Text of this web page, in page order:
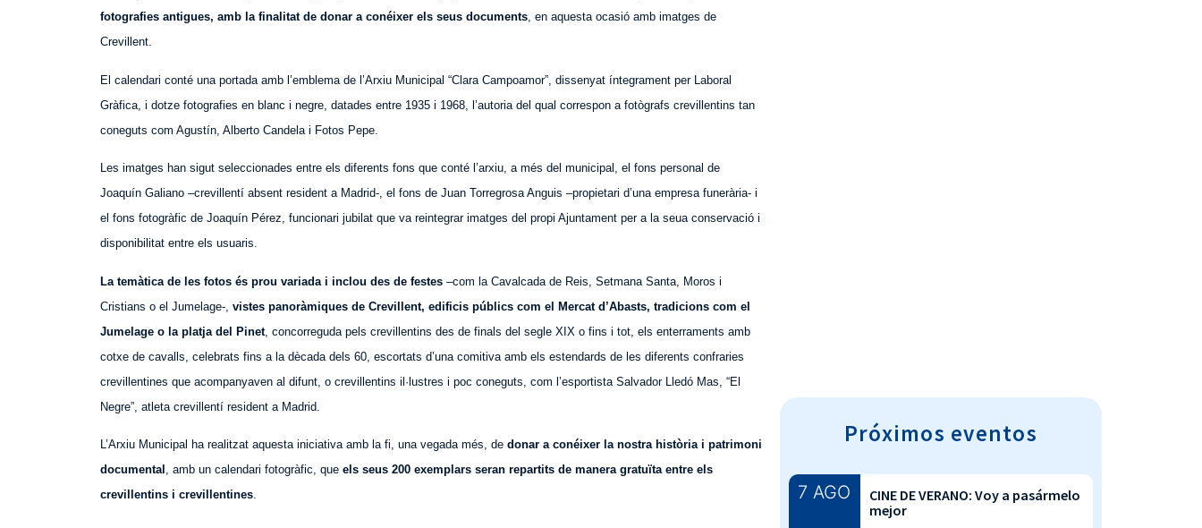
fotografies antigues, amb la finalitat de donar a conéixer els seus documents, en aquesta ocasió amb imatges de
Crevillent.
El calendari conté una portada amb l’emblema de l’Arxiu Municipal “Clara Campoamor”, dissenyat íntegrament per Laboral
Gràfica, i dotze fotografies en blanc i negre, datades entre 1935 i 1968, l’autoria del qual correspon a fotògrafs crevillentins tan
coneguts com Agustín, Alberto Candela i Fotos Pepe.
Les imatges han sigut seleccionades entre els diferents fons que conté l’arxiu, a més del municipal, el fons personal de
Joaquín Galiano –crevillentí absent resident a Madrid-, el fons de Juan Torregrosa Anguis –propietari d’una empresa funerària- i
el fons fotogràfic de Joaquín Pérez, funcionari jubilat que va reintegrar imatges del propi Ajuntament per a la seua conservació i
disponibilitat entre els usuaris.
La temàtica de les fotos és prou variada i inclou des de festes –com la Cavalcada de Reis, Setmana Santa, Moros i
Cristians o el Jumelage-, vistes panoràmiques de Crevillent, edificis públics com el Mercat d’Abasts, tradicions com el
Jumelage o la platja del Pinet, concorreguda pels crevillentins des de finals del segle XIX o fins i tot, els enterraments amb
cotxe de cavalls, celebrats fins a la dècada dels 60, escortats d’una comitiva amb els estendards de les diferents confraries
crevillentines que acompanyaven al difunt, o crevillentins il·lustres i poc coneguts, com l’esportista Salvador Lledó Mas, “El
Negre”, atleta crevillentí resident a Madrid.
L’Arxiu Municipal ha realitzat aquesta iniciativa amb la fi, una vegada més, de donar a conéixer la nostra història i patrimoni
documental
, amb un calendari fotogràfic, que els seus 200 exemplars seran repartits de manera gratuïta entre els
crevillentins i crevillentines
Próximos eventos
7 AGO
CINE DE VERANO: Voy a pasármelo
mejor